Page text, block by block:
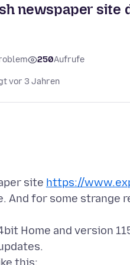
newspaper site
250Aufrufe
vor 3 Jahren
site https://
And for some strange
Home and version